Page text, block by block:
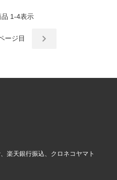
1-4表示
ージ目
楽天銀行振込、クロネコヤマト